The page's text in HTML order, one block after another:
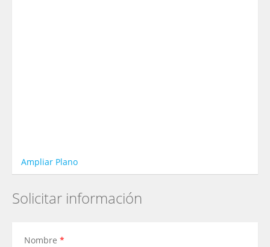
Ampliar Plano
Solicitar información
Nombre *